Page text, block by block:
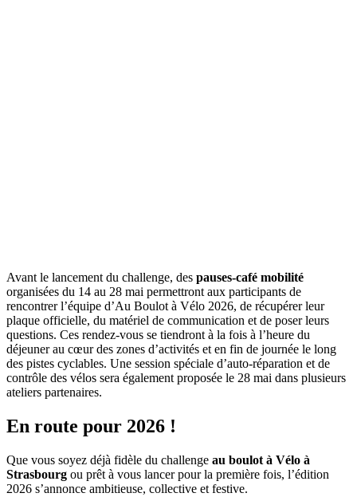
Avant le lancement du challenge, des pauses-café mobilité
organisées du 14 au 28 mai permettront aux participants de
rencontrer l’équipe d’Au Boulot à Vélo 2026, de récupérer leur
plaque officielle, du matériel de communication et de poser leurs
questions. Ces rendez-vous se tiendront à la fois à l’heure du
déjeuner au cœur des zones d’activités et en fin de journée le long
des pistes cyclables. Une session spéciale d’auto-réparation et de
contrôle des vélos sera également proposée le 28 mai dans plusieurs
ateliers partenaires.
En route pour 2026 !
Que vous soyez déjà fidèle du challenge au boulot à Vélo à
Strasbourg ou prêt à vous lancer pour la première fois, l’édition
2026 s’annonce ambitieuse, collective et festive.